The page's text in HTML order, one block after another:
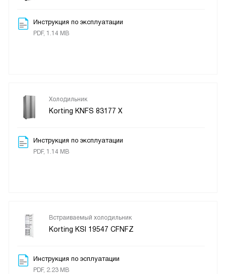
Инструкция по эксплуатации
PDF, 1.14 MB
Холодильник
Korting KNFS 83177 X
Инструкция по эксплуатации
PDF, 1.14 MB
Встраиваемый холодильник
Korting KSI 19547 CFNFZ
Инструкция по эсплуатации
PDF, 2.23 MB